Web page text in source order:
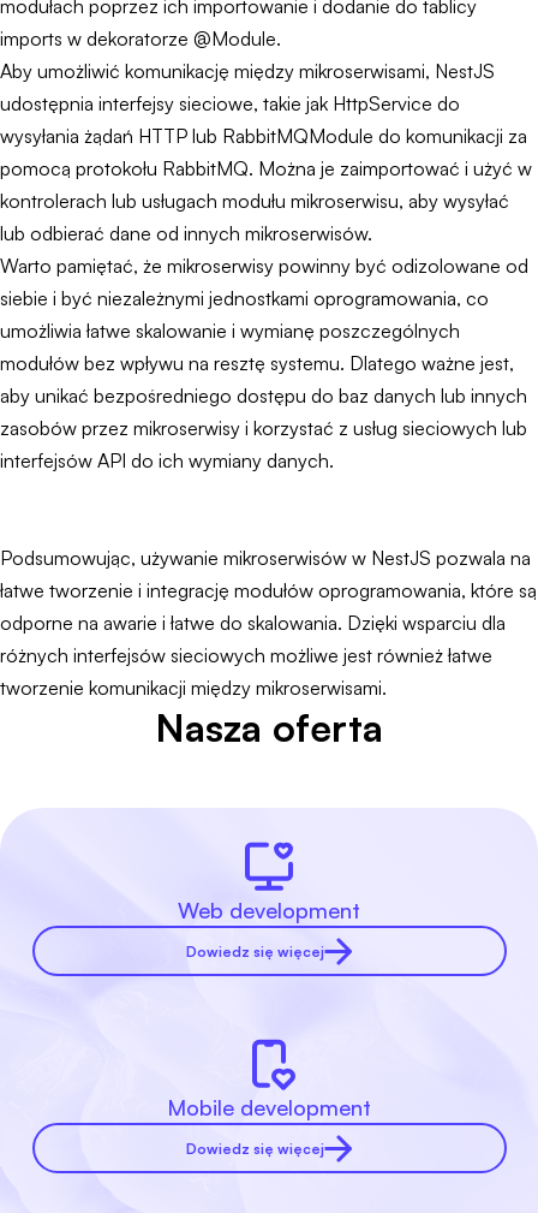
modułach poprzez ich importowanie i dodanie do tablicy
imports w dekoratorze @Module.
Aby umożliwić komunikację między mikroserwisami, NestJS
udostępnia interfejsy sieciowe, takie jak HttpService do
wysyłania żądań HTTP lub RabbitMQModule do komunikacji za
pomocą protokołu RabbitMQ. Można je zaimportować i użyć w
kontrolerach lub usługach modułu mikroserwisu, aby wysyłać
lub odbierać dane od innych mikroserwisów.
Warto pamiętać, że mikroserwisy powinny być odizolowane od
siebie i być niezależnymi jednostkami oprogramowania, co
umożliwia łatwe skalowanie i wymianę poszczególnych
modułów bez wpływu na resztę systemu. Dlatego ważne jest,
aby unikać bezpośredniego dostępu do baz danych lub innych
zasobów przez mikroserwisy i korzystać z usług sieciowych lub
interfejsów API do ich wymiany danych.
Podsumowując, używanie mikroserwisów w NestJS pozwala na
łatwe tworzenie i integrację modułów oprogramowania, które są
odporne na awarie i łatwe do skalowania. Dzięki wsparciu dla
różnych interfejsów sieciowych możliwe jest również łatwe
tworzenie komunikacji między mikroserwisami.
Nasza oferta
Web development
Dowiedz się więcej
Mobile development
Dowiedz się więcej